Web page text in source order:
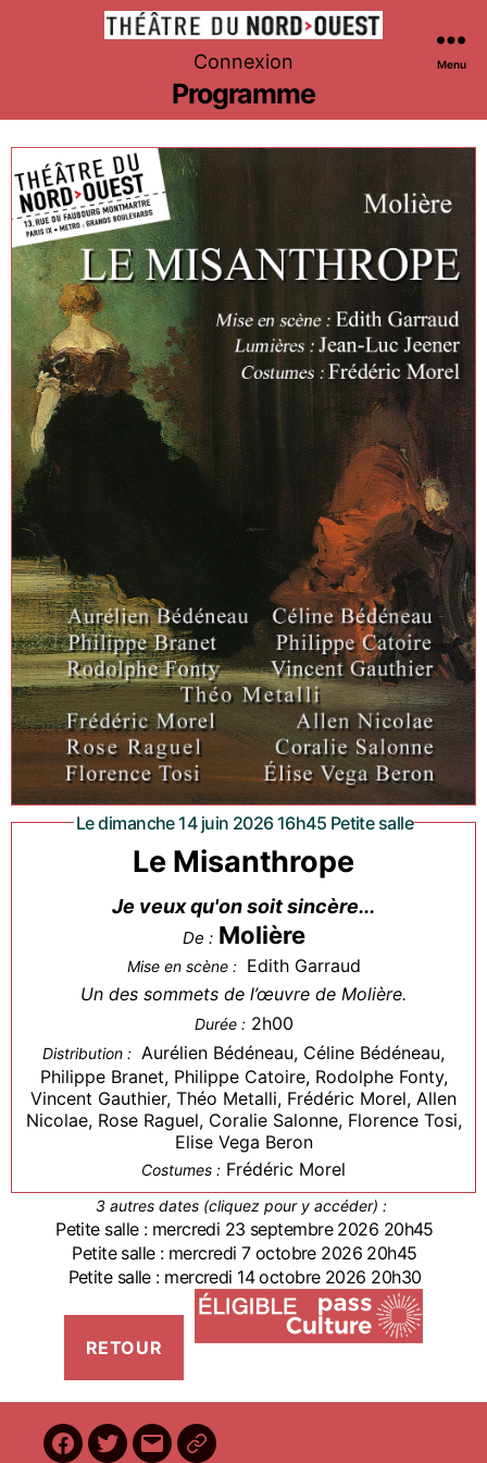
Théâtre
du
Nord-
Ouest
Connexion Menu
Programme
Le dimanche 14 juin 2026 16h45 Petite salle
Le Misanthrope
Je veux qu'on soit sincère...
De : Molière
Mise en scène : Edith Garraud
Un des sommets de l’œuvre de Molière.
Durée : 2h00
Distribution : Aurélien Bédéneau, Céline Bédéneau,
Philippe Branet, Philippe Catoire, Rodolphe Fonty,
Vincent Gauthier, Théo Metalli, Frédéric Morel, Allen
Nicolae, Rose Raguel, Coralie Salonne, Florence Tosi,
Elise Vega Beron
Costumes : Frédéric Morel
3 autres dates (cliquez pour y accéder) :
Petite salle : mercredi 23 septembre 2026 20h45
Petite salle : mercredi 7 octobre 2026 20h45
Petite salle : mercredi 14 octobre 2026 20h30
Facebook
Twitter
E- BilletReduc